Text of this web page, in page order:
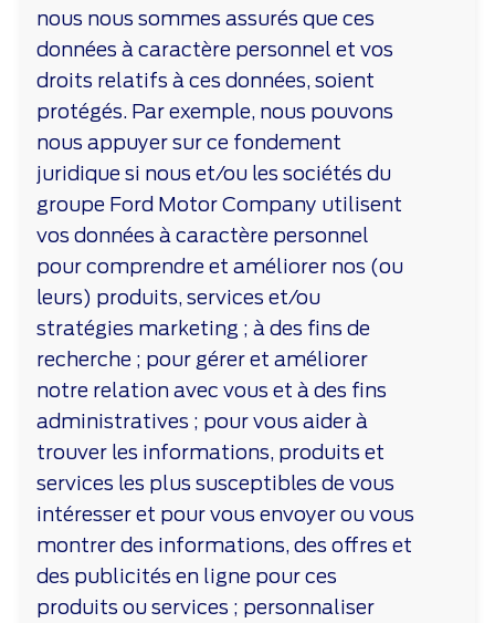
nous nous sommes assurés que ces
données à caractère personnel et vos
droits relatifs à ces données, soient
protégés. Par exemple, nous pouvons
nous appuyer sur ce fondement
juridique si nous et/ou les sociétés du
groupe Ford Motor Company utilisent
vos données à caractère personnel
pour comprendre et améliorer nos (ou
leurs) produits, services et/ou
stratégies marketing ; à des fins de
recherche ; pour gérer et améliorer
notre relation avec vous et à des fins
administratives ; pour vous aider à
trouver les informations, produits et
services les plus susceptibles de vous
intéresser et pour vous envoyer ou vous
montrer des informations, des offres et
des publicités en ligne pour ces
produits ou services ; personnaliser